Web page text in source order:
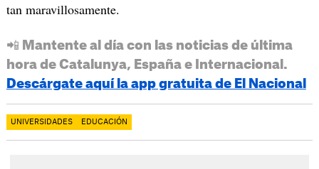
tan maravillosamente.
📲 Mantente al día con las noticias de última
hora de Catalunya, España e Internacional.
Descárgate aquí la app gratuita de El Nacional
UNIVERSIDADES EDUCACIÓN